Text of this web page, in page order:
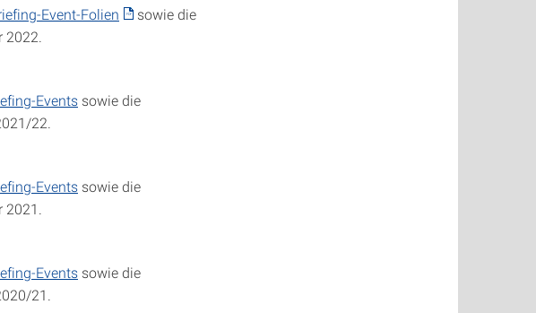
Event-Folien
sowie die
Events sowie die
22.
Events sowie die
Events sowie die
21.